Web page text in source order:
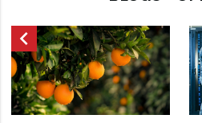
chevron_left